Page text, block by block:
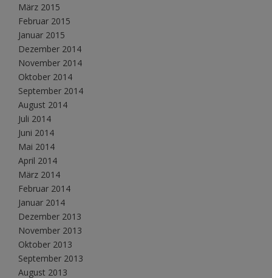
März 2015
Februar 2015
Januar 2015
Dezember 2014
November 2014
Oktober 2014
September 2014
August 2014
Juli 2014
Juni 2014
Mai 2014
April 2014
März 2014
Februar 2014
Januar 2014
Dezember 2013
November 2013
Oktober 2013
September 2013
August 2013